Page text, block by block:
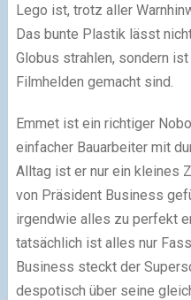
Lego ist, trotz aller
Das bunte Plastik lässt
Globus strahlen, sondern
Filmhelden gemacht sind.
Emmet ist ein richtiger
einfacher Bauarbeiter mit
Alltag ist er nur ein kleines
von Präsident Business
irgendwie alles zu perfekt
tatsächlich ist alles nur
Business steckt der
despotisch über seine